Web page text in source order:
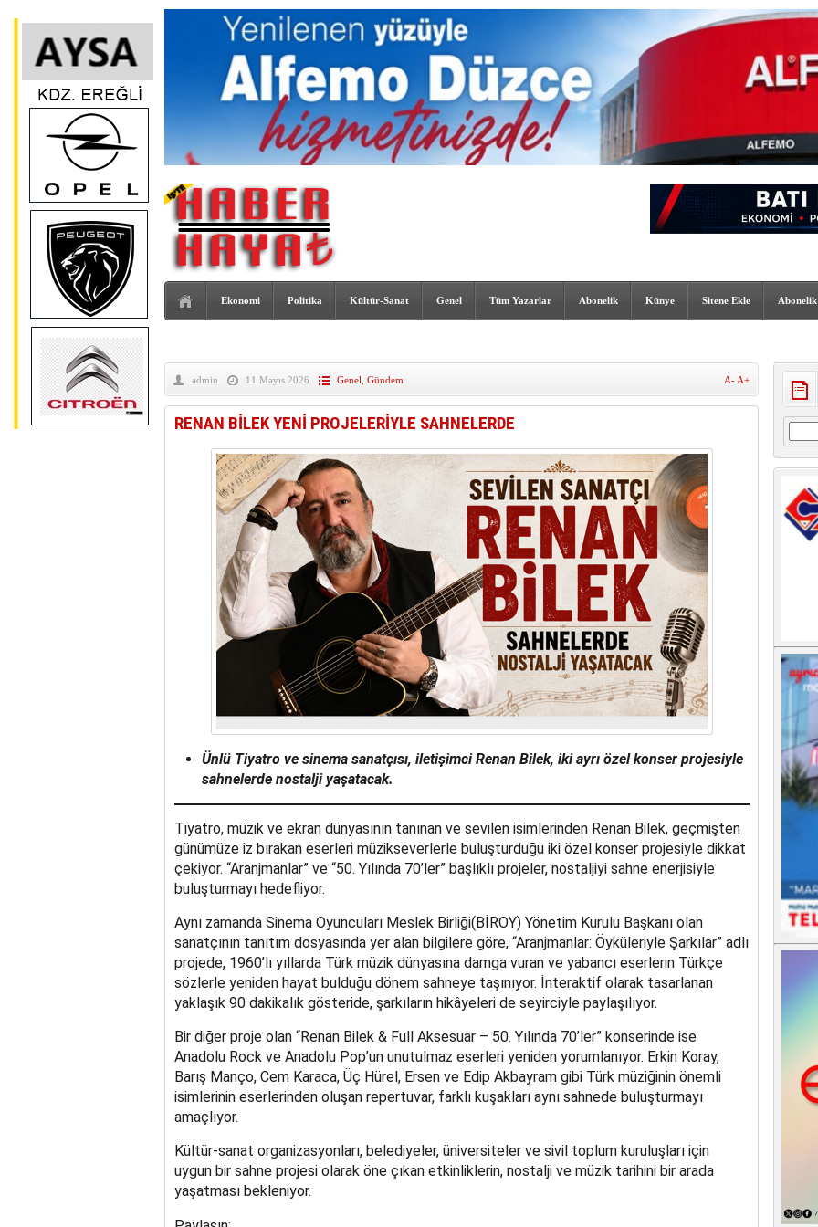
Ekonomi Politika Kültür-Sanat Genel Tüm Yazarlar Abonelik Künye Sitene Ekle Abonelik
admin 11 Mayıs 2026 Genel Gündem A- A+
RENAN BİLEK YENİ PROJELERİYLE SAHNELERDE
Ünlü Tiyatro ve sinema sanatçısı, iletişimci Renan Bilek, iki ayrı özel konser projesiyle
sahnelerde nostalji yaşatacak.
Tiyatro, müzik ve ekran dünyasının tanınan ve sevilen isimlerinden Renan Bilek, geçmişten
günümüze iz bırakan eserleri müzikseverlerle buluşturduğu iki özel konser projesiyle dikkat
çekiyor. “Aranjmanlar” ve “50. Yılında 70’ler” başlıklı projeler, nostaljiyi sahne enerjisiyle
buluşturmayı hedefliyor.
Aynı zamanda Sinema Oyuncuları Meslek Birliği(BİROY) Yönetim Kurulu Başkanı olan
sanatçının tanıtım dosyasında yer alan bilgilere göre, “Aranjmanlar: Öyküleriyle Şarkılar” adlı
projede, 1960’lı yıllarda Türk müzik dünyasına damga vuran ve yabancı eserlerin Türkçe
sözlerle yeniden hayat bulduğu dönem sahneye taşınıyor. İnteraktif olarak tasarlanan
yaklaşık 90 dakikalık gösteride, şarkıların hikâyeleri de seyirciyle paylaşılıyor.
Bir diğer proje olan “Renan Bilek & Full Aksesuar – 50. Yılında 70’ler” konserinde ise
Anadolu Rock ve Anadolu Pop’un unutulmaz eserleri yeniden yorumlanıyor. Erkin Koray,
Barış Manço, Cem Karaca, Üç Hürel, Ersen ve Edip Akbayram gibi Türk müziğinin önemli
isimlerinin eserlerinden oluşan repertuvar, farklı kuşakları aynı sahnede buluşturmayı
amaçlıyor.
Kültür-sanat organizasyonları, belediyeler, üniversiteler ve sivil toplum kuruluşları için
uygun bir sahne projesi olarak öne çıkan etkinliklerin, nostalji ve müzik tarihini bir arada
yaşatması bekleniyor.
Arama: